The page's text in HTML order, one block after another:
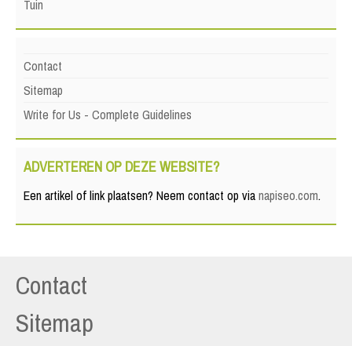
Tuin
Contact
Sitemap
Write for Us - Complete Guidelines
ADVERTEREN OP DEZE WEBSITE?
Een artikel of link plaatsen? Neem contact op vianapiseo.com.
Contact
Sitemap